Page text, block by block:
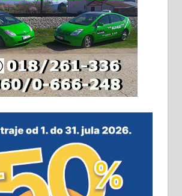
опремљену
путу, на
око 7 ари.
51; 063/102-35-25
кућа површине 160
од 8 ари у Зеленом
Могућа
21-63-584
ОГЛАСИ